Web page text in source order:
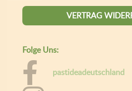
VERTRAG
Folge Uns:
pastideadeutschland